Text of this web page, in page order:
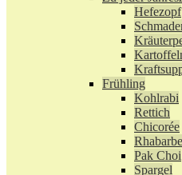
Hefezopf
Frühling
Kohlrabi
Rettich
Chicorée
Pak Choi
Spargel